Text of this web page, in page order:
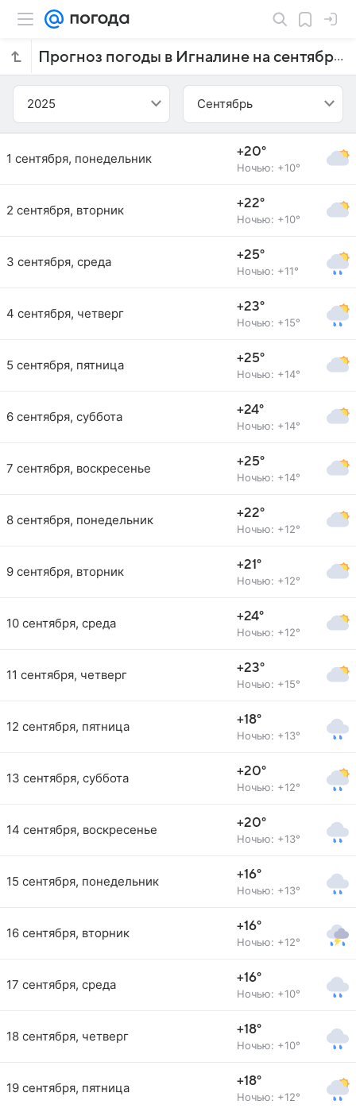
Прогноз погоды в Игналине на сентябрь 2025 года
2025 Сентябрь
1 сентября, понедельник +20°
Ночью: +10°
2 сентября, вторник +22°
Ночью: +10°
3 сентября, среда +25°
Ночью: +11°
4 сентября, четверг +23°
Ночью: +15°
5 сентября, пятница +25°
Ночью: +14°
6 сентября, суббота +24°
Ночью: +14°
7 сентября, воскресенье +25°
Ночью: +14°
8 сентября, понедельник +22°
Ночью: +12°
9 сентября, вторник +21°
Ночью: +12°
10 сентября, среда +24°
Ночью: +12°
11 сентября, четверг +23°
Ночью: +15°
12 сентября, пятница +18°
Ночью: +13°
13 сентября, суббота +20°
Ночью: +12°
14 сентября, воскресенье +20°
Ночью: +13°
15 сентября, понедельник +16°
Ночью: +13°
16 сентября, вторник +16°
Ночью: +12°
17 сентября, среда +16°
Ночью: +10°
18 сентября, четверг +18°
Ночью: +10°
19 сентября, пятница +18°
Ночью: +12°